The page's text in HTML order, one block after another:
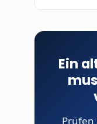
Ein
Prüfen